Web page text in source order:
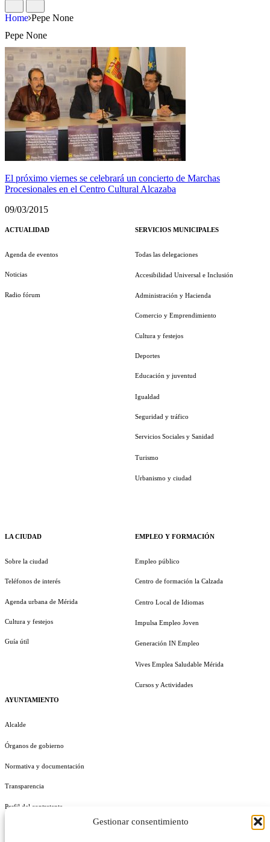
Gestionar consentimiento
Home Pepe None
Pepe None
El próximo viernes se celebrará un concierto de Marchas
Procesionales en el Centro Cultural Alcazaba
09/03/2015
ACTUALIDAD
Agenda de eventos
Noticias
Radio fórum
LA CIUDAD
Sobre la ciudad
Teléfonos de interés
Agenda urbana de Mérida
Cultura y festejos
Guía útil
AYUNTAMIENTO
Alcalde
Órganos de gobierno
Normativa y documentación
Transparencia
Perfil del contratante
SERVICIOS MUNICIPALES
Todas las delegaciones
Accesibilidad Universal e Inclusión
Administración y Hacienda
Comercio y Emprendimiento
Cultura y festejos
Deportes
Educación y juventud
Igualdad
Seguridad y tráfico
Servicios Sociales y Sanidad
Turismo
Urbanismo y ciudad
EMPLEO Y FORMACIÓN
Empleo público
Centro de formación la Calzada
Centro Local de Idiomas
Impulsa Empleo Joven
Generación IN Empleo
Vives Emplea Saludable Mérida
Cursos y Actividades